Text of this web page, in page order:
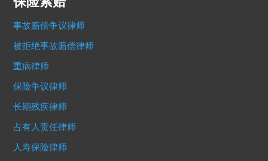
事故赔偿争议律师
被拒绝事故赔偿律师
重病律师
保险争议律师
长期残疾律师
占有人责任律师
人寿保险律师